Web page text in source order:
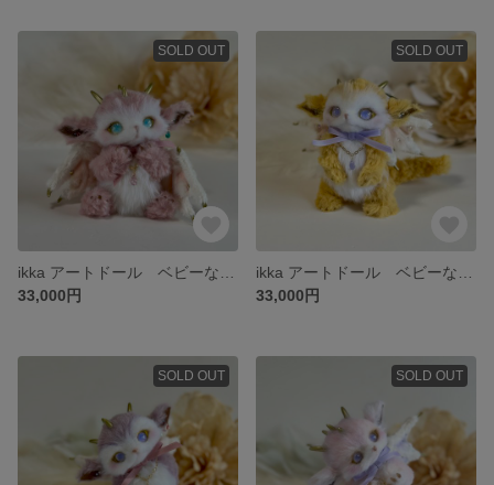
SOLD OUT
33,000円
SOLD OUT
33,000円
SOLD OUT SOLD OUT